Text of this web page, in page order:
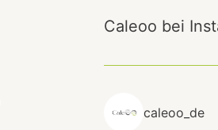
Caleoo bei
caleoo_de